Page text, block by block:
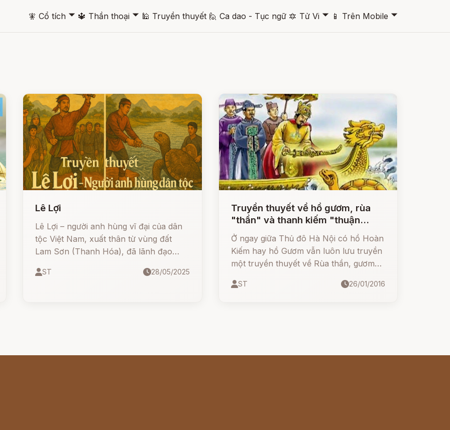
🧚 Cổ tích 🞃 🔱 Thần thoại 🞃 🕌 Truyền thuyết 🙋 Ca dao - Tục ngữ 🔯 Tử Vi 🞃 📱 Trên Mobile 🞃
Lê Lợi
Lê Lợi – người anh hùng vĩ đại của dân
tộc Việt Nam, xuất thân từ vùng đất
Lam Sơn (Thanh Hóa), đã lãnh đạo
nhà Minh, giành lại độc lập cho nước
ST 28/05/2025
Truyền thuyết về hồ gươm, rùa
"thần" và thanh kiếm "thuận
thiên"
Ở ngay giữa Thủ đô Hà Nội có hồ Hoàn
Kiếm hay hồ Gươm vẫn luôn lưu truyền
một truyền thuyết về Rùa thần, gươm
ST 26/01/2016